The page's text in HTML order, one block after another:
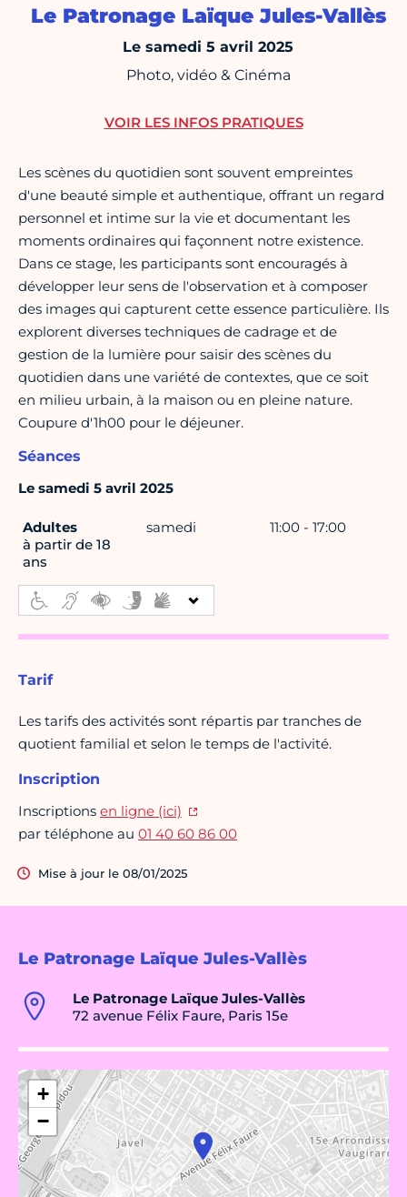
Le Patronage Laïque Jules-Vallès
Le samedi 5 avril 2025
Photo, vidéo & Cinéma
Le Patronage Laïque Jules-Vallès
Le Patronage Laïque Jules-Vallès
72 avenue Félix Faure, Paris 15e
+
−
Les scènes du quotidien sont souvent empreintes
d'une beauté simple et authentique, offrant un regard
personnel et intime sur la vie et documentant les
moments ordinaires qui façonnent notre existence.
Dans ce stage, les participants sont encouragés à
développer leur sens de l'observation et à composer
des images qui capturent cette essence particulière. Ils
explorent diverses techniques de cadrage et de
gestion de la lumière pour saisir des scènes du
quotidien dans une variété de contextes, que ce soit
en milieu urbain, à la maison ou en pleine nature.
Coupure d'1h00 pour le déjeuner.
Séances
Le samedi 5 avril 2025
Adultes
à partir de 18
ans
samedi 11:00 - 17:00
Tarif
Les tarifs des activités sont répartis par tranches de
quotient familial et selon le temps de l'activité.
Inscription
Inscriptions en ligne (ici)
par téléphone au 01 40 60 86 00
Mise à jour le 08/01/2025
VOIR LES INFOS PRATIQUES